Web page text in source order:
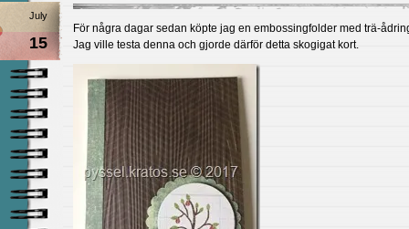
July
15
För några dagar sedan köpte jag en embossingfolder med trä-
Jag ville testa denna och gjorde därför detta skogigat kort.